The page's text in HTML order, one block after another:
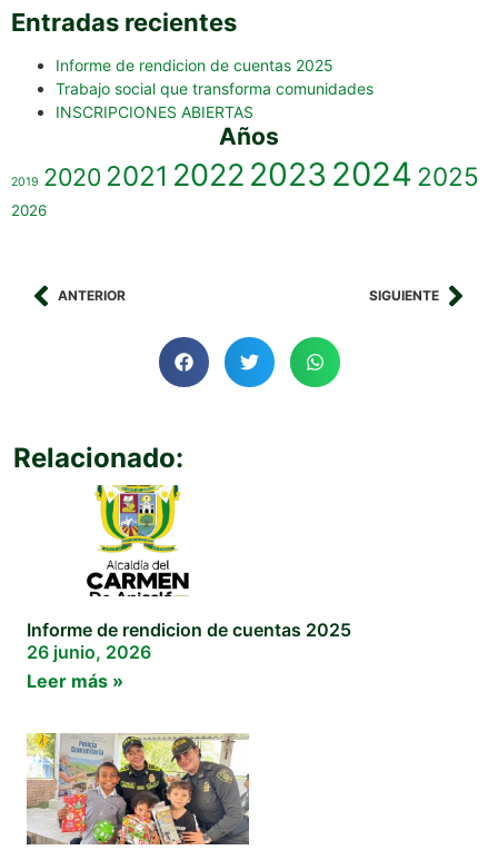
Entradas recientes
Informe de rendicion de cuentas 2025
Trabajo social que transforma comunidades
INSCRIPCIONES ABIERTAS
Años
2019 20202021 2022 2023 2024 2025
2026
ANTERIOR SIGUIENTE
Relacionado:
Informe de rendicion de cuentas 2025
26 junio, 2026
Leer más »